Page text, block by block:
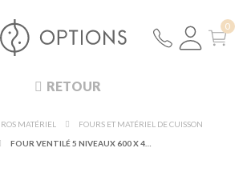
RETOUR
MATÉRIEL
FOURS ET MATÉRIEL DE CUISSON